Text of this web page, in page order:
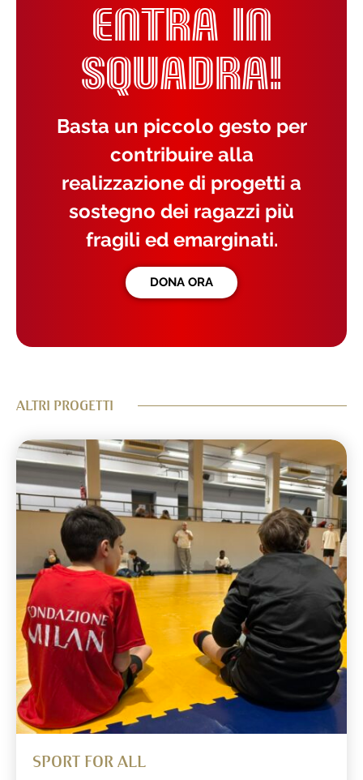
ENTRA IN
SQUADRA!
Basta un piccolo gesto per
contribuire alla
realizzazione di progetti a
sostegno dei ragazzi più
fragili ed emarginati.
DONA ORA
ALTRI PROGETTI
SPORT FOR ALL